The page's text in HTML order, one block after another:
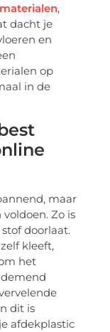
,
dacht je
en
op
in de
maar
Zo is
doorlaat.
kleeft,
het
dit is
afdekplastic